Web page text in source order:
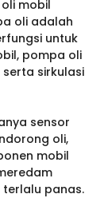
mobil
oli adalah
untuk
pompa oli
sirkulasi
sensor
oli,
mobil
panas.